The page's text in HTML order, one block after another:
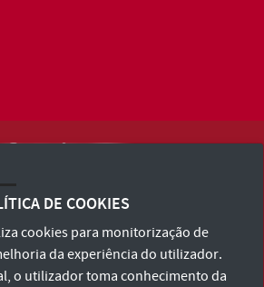
e Condições e Política de Privacidade
de Acessibilidade
DE COOKIES
cookies para monitorização de
da experiência do utilizador.
o utilizador toma conhecimento da